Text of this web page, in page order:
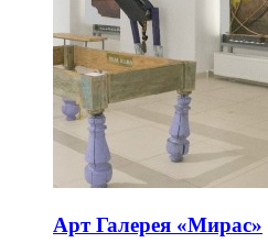
Арт Галерея «Мирас»